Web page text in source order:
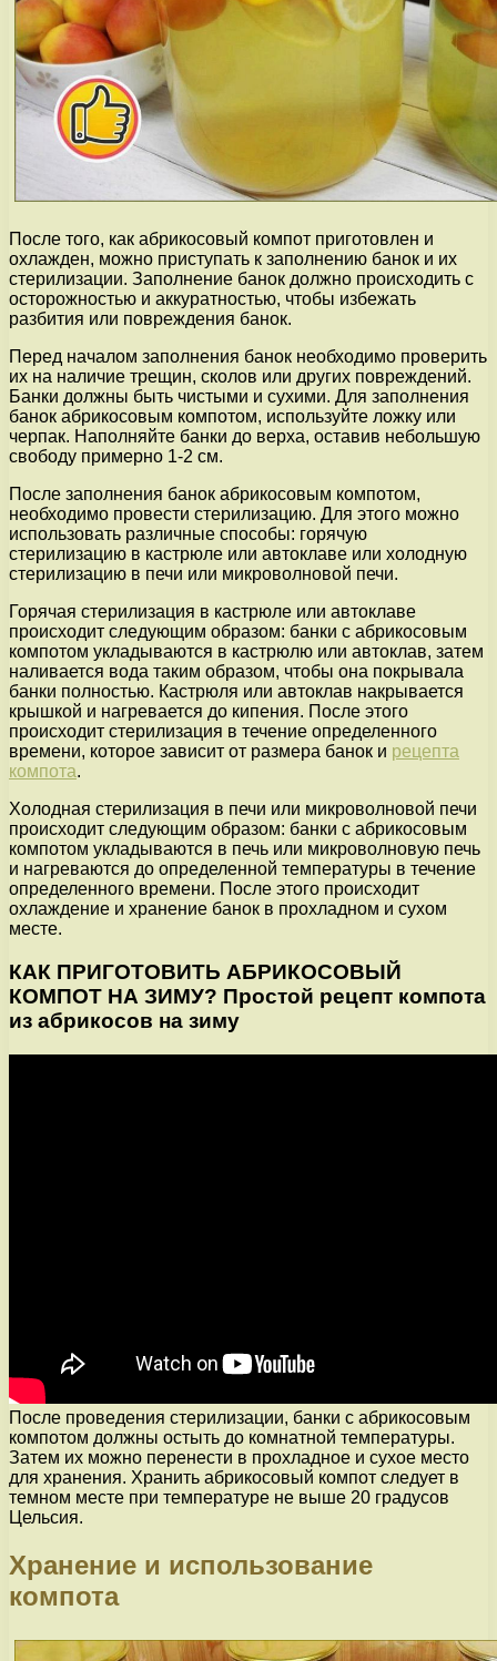
После того, как абрикосовый компот приготовлен и
охлажден, можно приступать к заполнению банок и их
стерилизации. Заполнение банок должно происходить с
осторожностью и аккуратностью, чтобы избежать
разбития или повреждения банок.
Перед началом заполнения банок необходимо проверить
их на наличие трещин, сколов или других повреждений.
Банки должны быть чистыми и сухими. Для заполнения
банок абрикосовым компотом, используйте ложку или
черпак. Наполняйте банки до верха, оставив небольшую
свободу примерно 1-2 см.
После заполнения банок абрикосовым компотом,
необходимо провести стерилизацию. Для этого можно
использовать различные способы: горячую
стерилизацию в кастрюле или автоклаве или холодную
стерилизацию в печи или микроволновой печи.
Горячая стерилизация в кастрюле или автоклаве
происходит следующим образом: банки с абрикосовым
компотом укладываются в кастрюлю или автоклав, затем
наливается вода таким образом, чтобы она покрывала
банки полностью. Кастрюля или автоклав накрывается
крышкой и нагревается до кипения. После этого
происходит стерилизация в течение определенного
времени, которое зависит от размера банок и рецепта
компота.
Холодная стерилизация в печи или микроволновой печи
происходит следующим образом: банки с абрикосовым
компотом укладываются в печь или микроволновую печь
и нагреваются до определенной температуры в течение
определенного времени. После этого происходит
охлаждение и хранение банок в прохладном и сухом
месте.
КАК ПРИГОТОВИТЬ АБРИКОСОВЫЙ
КОМПОТ НА ЗИМУ? Простой рецепт компота
из абрикосов на зиму
После проведения стерилизации, банки с абрикосовым
компотом должны остыть до комнатной температуры.
Затем их можно перенести в прохладное и сухое место
для хранения. Хранить абрикосовый компот следует в
темном месте при температуре не выше 20 градусов
Цельсия.
Хранение и использование
компота